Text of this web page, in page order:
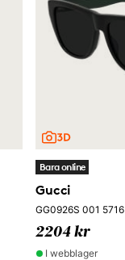
Bara online
Gucci
GG0926S 001 5716
2204 kr
I webblager